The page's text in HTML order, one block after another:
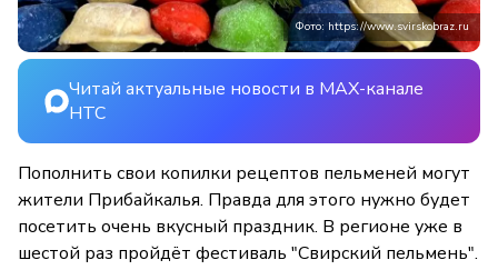
Фото: https://www.svirskobraz.ru
Читай актуальные новости в MAX-канале
НТС
Пополнить свои копилки рецептов пельменей могут
жители Прибайкалья. Правда для этого нужно будет
посетить очень вкусный праздник. В регионе уже в
шестой раз пройдёт фестиваль "Свирский пельмень".